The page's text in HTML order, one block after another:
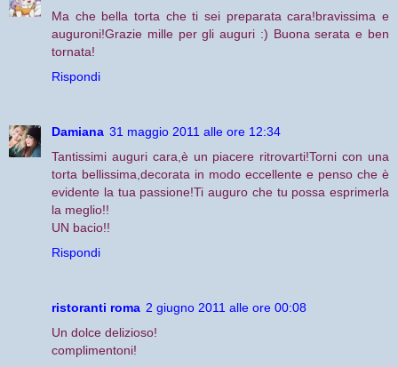
Ma che bella torta che ti sei preparata cara!bravissima e
auguroni!Grazie mille per gli auguri :) Buona serata e ben
tornata!
Rispondi
Damiana 31 maggio 2011 alle ore 12:34
Tantissimi auguri cara,è un piacere ritrovarti!Torni con una
torta bellissima,decorata in modo eccellente e penso che è
evidente la tua passione!Ti auguro che tu possa esprimerla
la meglio!!
UN bacio!!
Rispondi
ristoranti roma 2 giugno 2011 alle ore 00:08
Un dolce delizioso!
complimentoni!